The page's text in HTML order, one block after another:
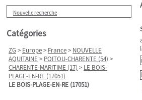
Nouvelle recherche
Catégories
ZG > Europe> France> NOUVELLE
AQUITAINE> POITOU-CHARENTE (54) >
CHARENTE-MARITIME (17) > LE BOIS-
PLAGE-EN-RE (17051)
LE BOIS-PLAGE-EN-RE (17051)